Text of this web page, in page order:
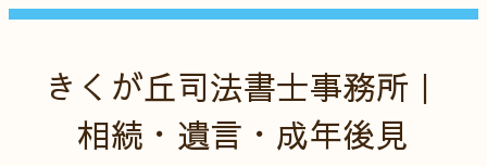
きくが丘司法書士事務所｜
相続・遺言・成年後見